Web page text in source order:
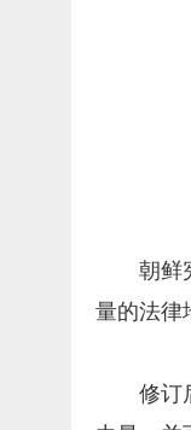
朝鲜
量的法律
修订